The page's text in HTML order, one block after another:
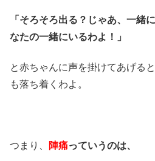
「そろそろ出る？じゃあ、一緒
なたの一緒にいるわよ！」
と赤ちゃんに声を掛けてあげる
も落ち着くわよ。
つまり、 陣痛っていうのは、